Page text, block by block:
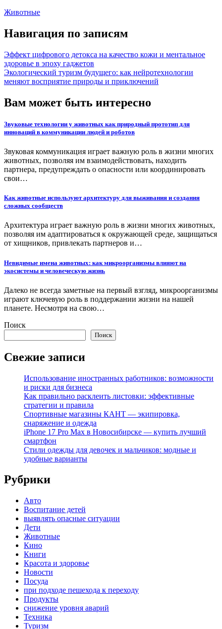
Животные
Навигация по записям
Эффект цифрового детокса на качество кожи и ментальное
здоровье в эпоху гаджетов
Экологический туризм будущего: как нейротехнологии
меняют восприятие природы и приключений
Вам может быть интересно
Звуковые технологии у животных как природный прототип для
инноваций в коммуникации людей и роботов
Звуковая коммуникация играет важную роль в жизни многих
животных, позволяя им взаимодействовать, находить
партнера, предупреждать о опасности или координировать
свои…
Как животные используют архитектуру для выживания и создания
сложных сообществ
Архитектура играет важную роль в жизни многих животных,
позволяя им адаптироваться к окружающей среде, защищаться
от хищников, привлекать партнеров и…
Невидимые имена животных: как микроорганизмы влияют на
экосистемы и человеческую жизнь
Далеко не всегда заметные на первый взгляд, микроорганизмы
играют ключевую роль в поддержании жизни на нашей
планете. Несмотря на свою…
Поиск
Поиск
Свежие записи
Использование иностранных работников: возможности
и риски для бизнеса
Как правильно расклеить листовки: эффективные
стратегии и правила
Спортивные магазины КАНТ — экипировка,
снаряжение и одежда
iPhone 17 Pro Max в Новосибирске — купить лучший
смартфон
Стили одежды для девочек и мальчиков: модные и
удобные варианты
Рубрики
Авто
Воспитание детей
выявлять опасные ситуации
Дети
Животные
Кино
Книги
Красота и здоровье
Новости
Посуда
при подходе пешехода к переходу
Продукты
снижение уровня аварий
Техника
Туризм